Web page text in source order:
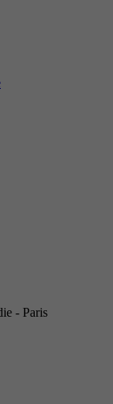
- Paris